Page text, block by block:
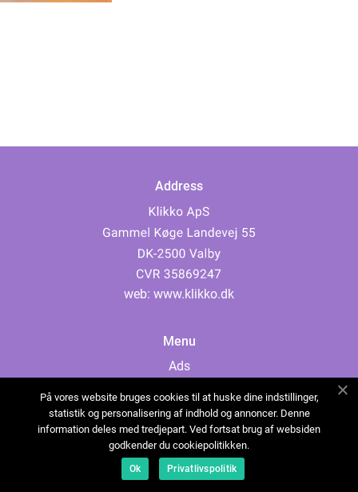
Address
web: www.klikko.dk
Menu
Ads
Cookies
Contact
Sitemap
På vores website bruges cookies til at huske dine indstillinger,
statistik og personalisering af indhold og annoncer. Denne
information deles med tredjepart. Ved fortsat brug af websiden
godkender du cookiepolitikken.
Ok Privatlivspolitik